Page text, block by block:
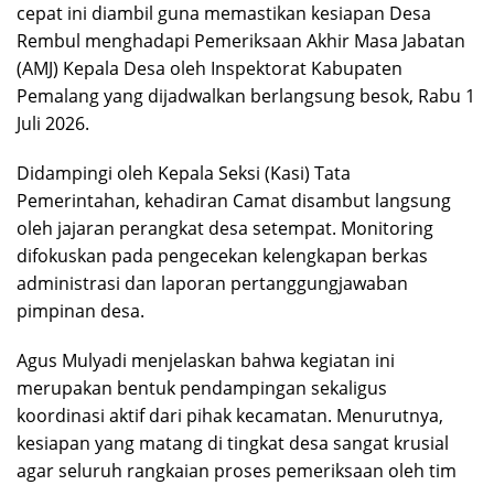
cepat ini diambil guna memastikan kesiapan Desa
Rembul menghadapi Pemeriksaan Akhir Masa Jabatan
(AMJ) Kepala Desa oleh Inspektorat Kabupaten
Pemalang yang dijadwalkan berlangsung besok, Rabu 1
Juli 2026.
Didampingi oleh Kepala Seksi (Kasi) Tata
Pemerintahan, kehadiran Camat disambut langsung
oleh jajaran perangkat desa setempat. Monitoring
difokuskan pada pengecekan kelengkapan berkas
administrasi dan laporan pertanggungjawaban
pimpinan desa.
Agus Mulyadi menjelaskan bahwa kegiatan ini
merupakan bentuk pendampingan sekaligus
koordinasi aktif dari pihak kecamatan. Menurutnya,
kesiapan yang matang di tingkat desa sangat krusial
agar seluruh rangkaian proses pemeriksaan oleh tim